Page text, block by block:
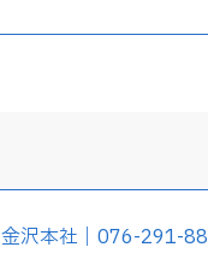
金沢本社｜076-291-